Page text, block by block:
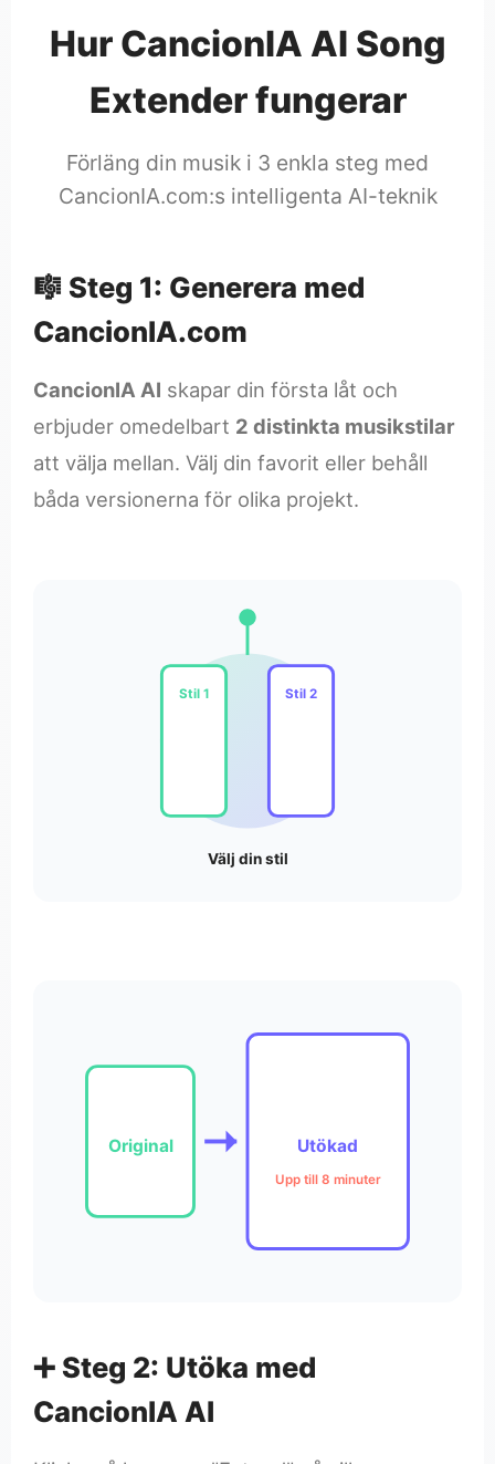
Hur CancionIA AI Song
Extender fungerar
Förläng din musik i 3 enkla steg med
CancionIA.com:s intelligenta AI-teknik
🎼 Steg 1: Generera med
CancionIA.com
CancionIA AI skapar din första låt och
erbjuder omedelbart 2 distinkta musikstilar
att välja mellan. Välj din favorit eller behåll
båda versionerna för olika projekt.
Stil 1 Stil 2
Välj din stil
Original Utökad
Upp till 8 minuter
➕ Steg 2: Utöka med
CancionIA AI